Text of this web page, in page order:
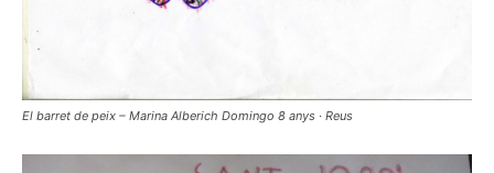
El barret de peix – Marina Alberich Domingo 8 anys · Reus